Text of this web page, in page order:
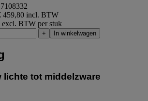
459,80 incl. BTW
excl. BTW per stuk
+ In winkelwagen
lichte tot middelzware